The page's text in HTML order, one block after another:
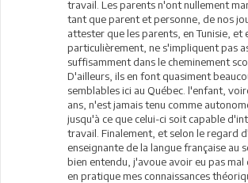
travail. Les parents n'ont nullement
tant que parent et personne, de nos
attester que les parents, en Tunisie, et
particulièrement, ne s'impliquent pas
suffisamment dans le cheminement
D'ailleurs, ils en font quasiment
semblables ici au Québec. l'enfant,
ans, n'est jamais tenu comme
jusqu'à ce que celui-ci soit capable
travail. Finalement, et selon le regard
enseignante de la langue française au
bien entendu, j'avoue avoir eu pas
en pratique mes connaissances